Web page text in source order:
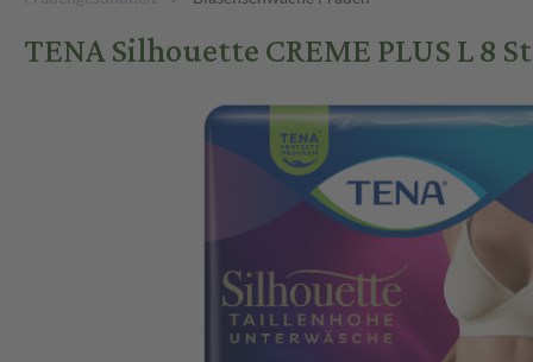
TENA Silhouette CREME PLUS L 8 St